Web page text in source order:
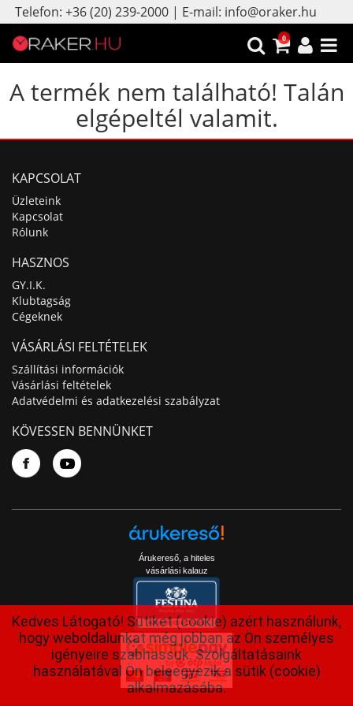
Telefon: +36 (20) 239-2000 | E-mail: info@oraker.hu
0
A termék nem található! Talán
elgépeltél valamit.
KAPCSOLAT
Üzleteink
Kapcsolat
Rólunk
HASZNOS
GY.I.K.
Klubtagság
Cégeknek
VÁSÁRLÁSI FELTÉTELEK
Szállítási információk
Vásárlási feltételek
Adatvédelmi és adatkezelési szabályzat
KÖVESSEN BENNÜNKET
Árukereső, a hiteles
vásárlási kalauz
Kedves Látogató! Sütiket (cookie) azért használunk,
hogy weboldalunkat még jobban az Ön személyes
igényeire szabhassuk. Szolgáltatásaink
használatával Ön beleegyezik a sütik (cookie)
alkalmazásába.